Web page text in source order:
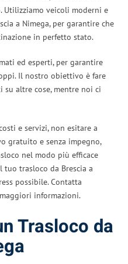
veicoli moderni e
a Nimega, per garantire che
in perfetto stato.
ed esperti, per garantire
Il nostro obiettivo è fare
su altre cose, mentre noi ci
e servizi, non esitare a
gratuito e senza impegno,
nel modo più efficace
tuo trasloco da Brescia a
possibile. Contatta
informazioni.
Trasloco da